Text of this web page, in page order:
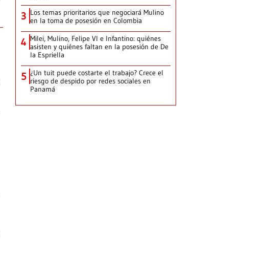
3 Los temas prioritarios que negociará Mulino
en la toma de posesión en Colombia
4 Milei, Mulino, Felipe VI e Infantino: quiénes
asisten y quiénes faltan en la posesión de De
la Espriella
5 ¿Un tuit puede costarte el trabajo? Crece el
riesgo de despido por redes sociales en
Panamá